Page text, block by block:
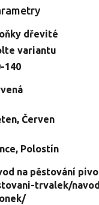
dřevité
variantu
140
, Červen
, Polostín
na pěstování
trvalek/